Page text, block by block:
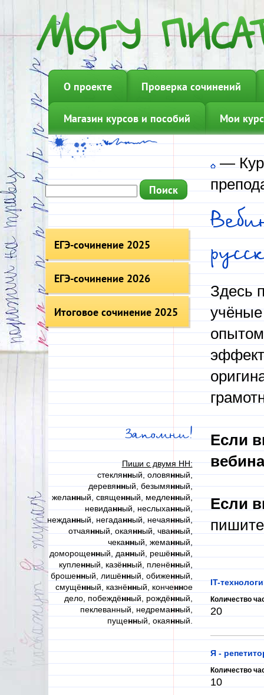
О проекте Проверка сочинений
Магазин курсов и пособий Мои
ЕГЭ-сочинение 2025
ЕГЭ-сочинение 2026
Итоговое сочинение 2025
Запомни!
Пиши с двумя НН:
стеклянный, оловянный,
деревянный, безымянный,
желанный, священный, медленный,
невиданный, неслыханный,
нежданный, негаданный, нечаянный,
отчаянный, окаянный, чванный,
чеканный, жеманный,
доморощенный, данный, решённый,
купленный, казённый, пленённый,
брошенный, лишённый, обиженный,
смущённый, казнённый, конченное
дело, побеждённый, рождённый,
пеклеванный, недреманный,
пущенный, окаянный.
—
Здесь
учёные
Если
Если
IT-
Количество
20
Я -
Количество
10